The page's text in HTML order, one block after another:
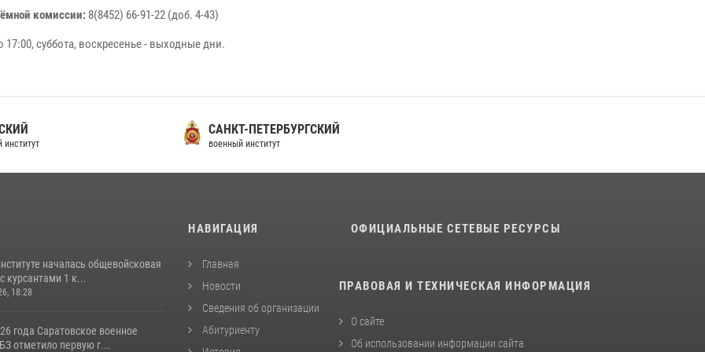
комиссии: 8(8452) 66-91-22 (доб. 4-43)
суббота, воскресенье - выходные дни.
институт
САНКТ-ПЕТЕРБУРГСКИЙ
военный институт
началась общевойсковая
курсантами 1 к...
18:28
года Саратовское военное
отметило первую г...
НАВИГАЦИЯ
Главная
Новости
Сведения об организации
Абитуриенту
ОФИЦИАЛЬНЫЕ СЕТЕВЫЕ РЕСУРСЫ
ПРАВОВАЯ И ТЕХНИЧЕСКАЯ ИНФОРМАЦИЯ
О сайте
Об использовании информации сайта